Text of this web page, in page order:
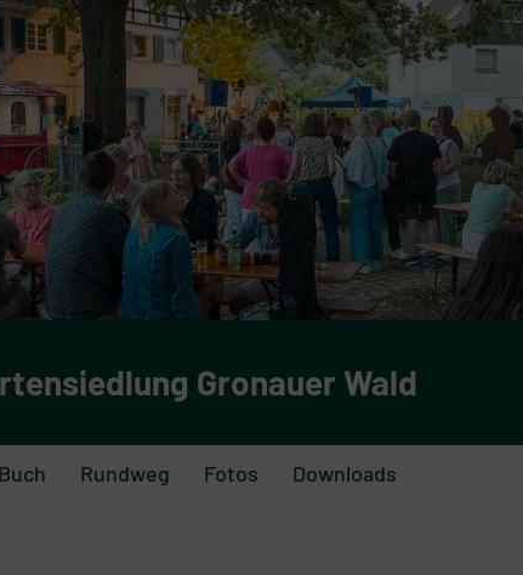
Gronauer Wald
Buch Rundweg Fotos Downloads